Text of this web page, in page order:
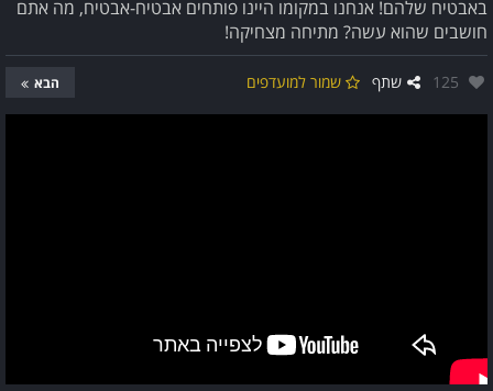
באבטיח שלהם! אנחנו במקומו היינו פותחים אבטיח-אבטיח, מה אתם
חושבים שהוא עשה? מתיחה מצחיקה!
אהבו:
125 שתף שמור למועדפים הבא